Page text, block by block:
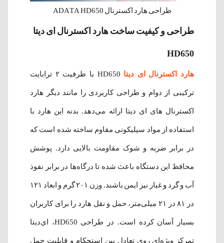
طراحی هارد اکسترنال ADATA HD650
طراحی و کیفیت ساخت هارد اکسترنال ای دیتا
HD650
هارد اکسترنال ای دیتا HD650 با ظرفیت ۲ ترابایت
ترکیبی از دوام و طراحی کاربردی را مانند دیگر هارد
اکسترنال های ای دیتا ارائه می‌دهد. بدنه این هارد با
استفاده از مواد سیلیکونی مقاوم ساخته شده است که
در برابر ضربه و شوک مقاومت بالایی دارد. پوشش
محافظ این دستگاه باعث شده تا درگاه‌ها در برابر نفوذ
آب و گرد و غبار نیز ایمن باشند. وزن ۲۰۱ گرم و ابعاد ۱۲۱
در ۸۱ در ۲۱ میلی‌متر، حمل و نقل هارد را برای کاربران
بسیار آسان کرده است. در طراحی HD650، ای‌دیتا
تمرکز ویژه‌ای روی تعادل بین استحکام و قابلیت حمل